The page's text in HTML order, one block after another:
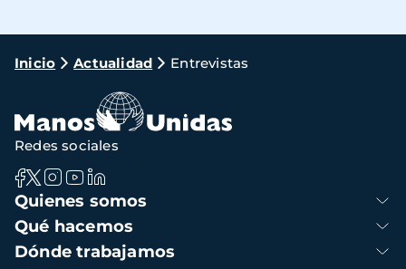
Ruta
navegación
Inicio Actualidad Entrevistas
Navegación
principal
Quienes somos
Qué hacemos
Dónde trabajamos
Redes sociales